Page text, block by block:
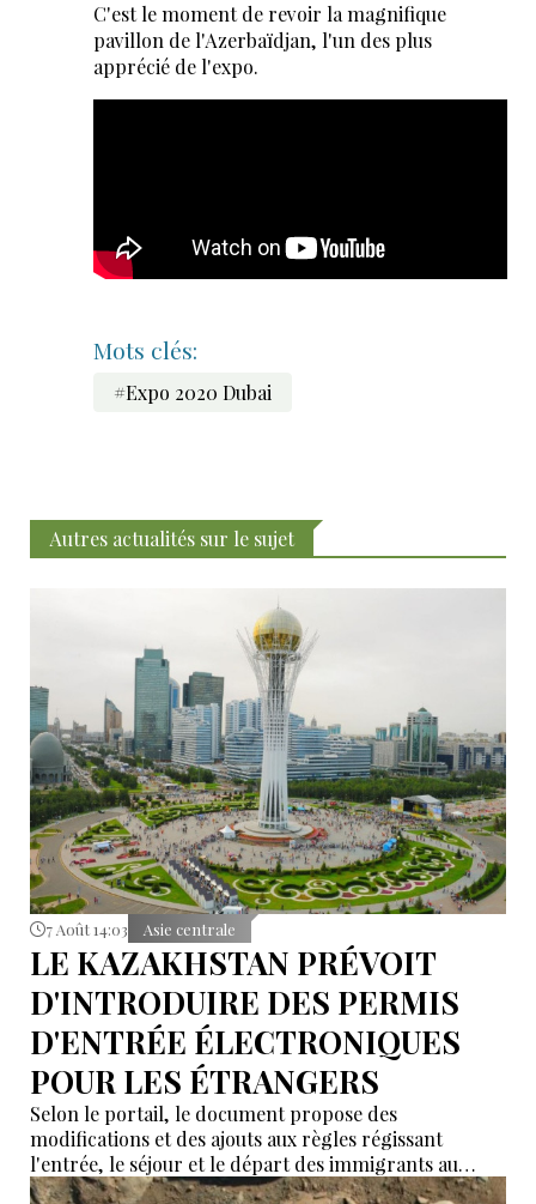
C'est le moment de revoir la magnifique
pavillon de l'Azerbaïdjan, l'un des plus
apprécié de l'expo.
Mots clés:
#Expo 2020 Dubai
Autres actualités sur le sujet
7 Août 14:03 Asie centrale
LE KAZAKHSTAN PRÉVOIT
D'INTRODUIRE DES PERMIS
D'ENTRÉE ÉLECTRONIQUES
POUR LES ÉTRANGERS
Selon le portail, le document propose des
modifications et des ajouts aux règles régissant
l'entrée, le séjour et le départ des immigrants au
Kazakhstan.